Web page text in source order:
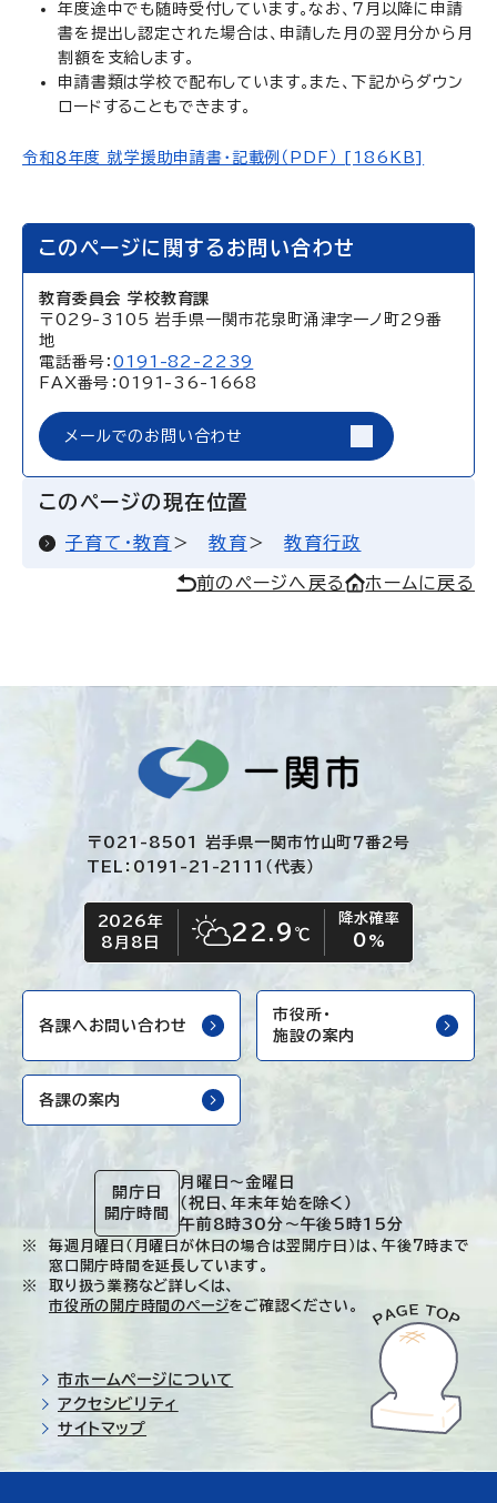
年度途中でも随時受付しています。なお、7月以降に申請
書を提出し認定された場合は、申請した月の翌月分から月
割額を支給します。
申請書類は学校で配布しています。また、下記からダウン
ロードすることもできます。
令和８年度 就学援助申請書・記載例（PDF） [186KB]
このページに関するお問い合わせ
教育委員会 学校教育課
〒029-3105 岩手県一関市花泉町涌津字一ノ町29番
地
電話番号：0191-82-2239
FAX番号：0191-36-1668
メールでのお問い合わせ
このページの現在位置
子育て・教育 教育 教育行政
前のページへ戻る ホームに戻る
〒021-8501 岩手県一関市竹山町7番2号
TEL：0191-21-2111（代表）
今日の日付
2026年
8月8日
今日の天気
晴れ時々くもり
22.9 ℃
降水確率
0 %
各課へお問い合わせ
市役所・
施設の案内
各課の案内
開庁日
開庁時間
月曜日～金曜日
（祝日、年末年始を除く）
午前8時30分～午後5時15分
毎週月曜日（月曜日が休日の場合は翌開庁日）は、午後7時まで
窓口開庁時間を延長しています。
取り扱う業務など詳しくは、
市役所の開庁時間のページをご確認ください。
市ホームページについて
アクセシビリティ
サイトマップ